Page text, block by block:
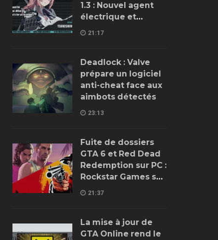
1.3 : Nouvel agent
électrique et
détails sur son rôle
21:17
Deadlock : Valve
prépare un logiciel
anti-cheat face aux
aimbots détectés
23:13
Fuite de dossiers
GTA 6 et Red Dead
Redemption sur PC :
Rockstar Games se
trompe encore
21:37
La mise à jour de
GTA Online rend le